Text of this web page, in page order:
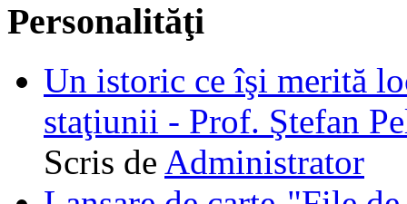
Personalităţi
Un istoric ce îşi merită
staţiunii - Prof. Ştefan
Scris de Administrator